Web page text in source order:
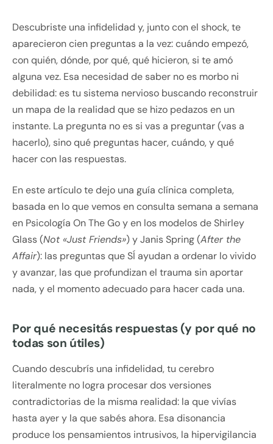
Descubriste una infidelidad y, junto con el shock, te
aparecieron cien preguntas a la vez: cuándo empezó,
con quién, dónde, por qué, qué hicieron, si te amó
alguna vez. Esa necesidad de saber no es morbo ni
debilidad: es tu sistema nervioso buscando reconstruir
un mapa de la realidad que se hizo pedazos en un
instante. La pregunta no es si vas a preguntar (vas a
hacerlo), sino qué preguntas hacer, cuándo, y qué
hacer con las respuestas.
En este artículo te dejo una guía clínica completa,
basada en lo que vemos en consulta semana a semana
en Psicología On The Go y en los modelos de Shirley
Glass (Not «Just Friends») y Janis Spring (After the
Affair): las preguntas que SÍ ayudan a ordenar lo vivido
y avanzar, las que profundizan el trauma sin aportar
nada, y el momento adecuado para hacer cada una.
Por qué necesitás respuestas (y por qué no
todas son útiles)
Cuando descubrís una infidelidad, tu cerebro
literalmente no logra procesar dos versiones
contradictorias de la misma realidad: la que vivías
hasta ayer y la que sabés ahora. Esa disonancia
produce los pensamientos intrusivos, la hipervigilancia